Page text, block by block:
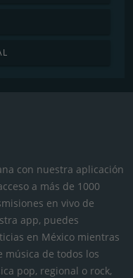
con nuestra aplicación
a más de 1000
en vivo de
app, puedes
en México mientras
música de todos los
pop, regional o rock,